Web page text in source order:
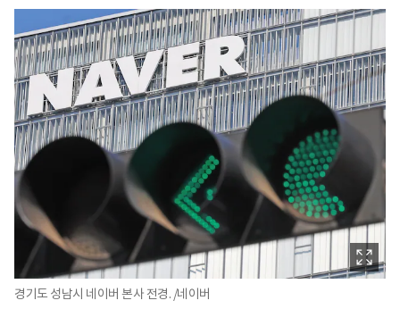
경기도 성남시 네이버 본사 전경. /네이버